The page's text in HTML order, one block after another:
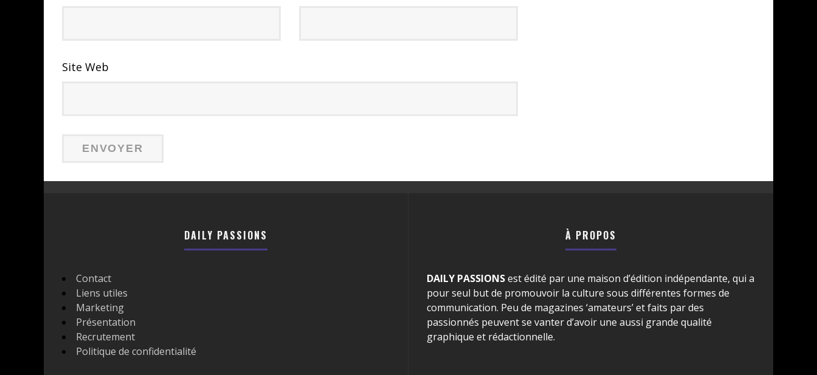
Site Web
DAILY PASSIONS
Contact
Liens utiles
Marketing
Présentation
Recrutement
Politique de confidentialité
À PROPOS
DAILY PASSIONSest édité par une maison d’édition indépendante, qui a
pour seul but de promouvoir la culture sous différentes formes de
communication. Peu de magazines ‘amateurs’ et faits par des
passionnés peuvent se vanter d’avoir une aussi grande qualité
graphique et rédactionnelle.